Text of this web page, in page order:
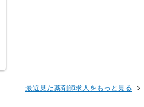
最近見た薬剤師求人をもっと見る